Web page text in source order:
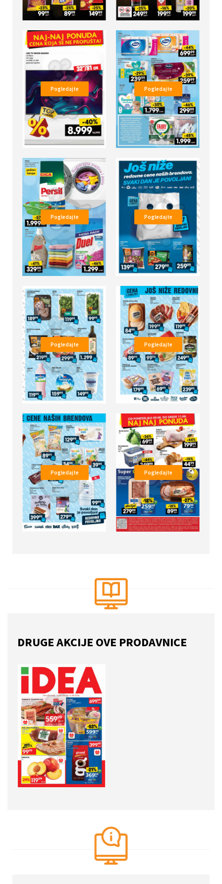
Pogledajte Pogledajte
Pogledajte Pogledajte
Pogledajte Pogledajte
Pogledajte Pogledajte
DRUGE AKCIJE OVE PRODAVNICE